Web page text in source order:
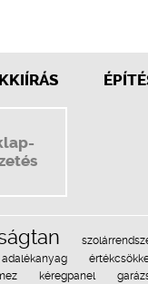
adalékanyag
kéregpanel